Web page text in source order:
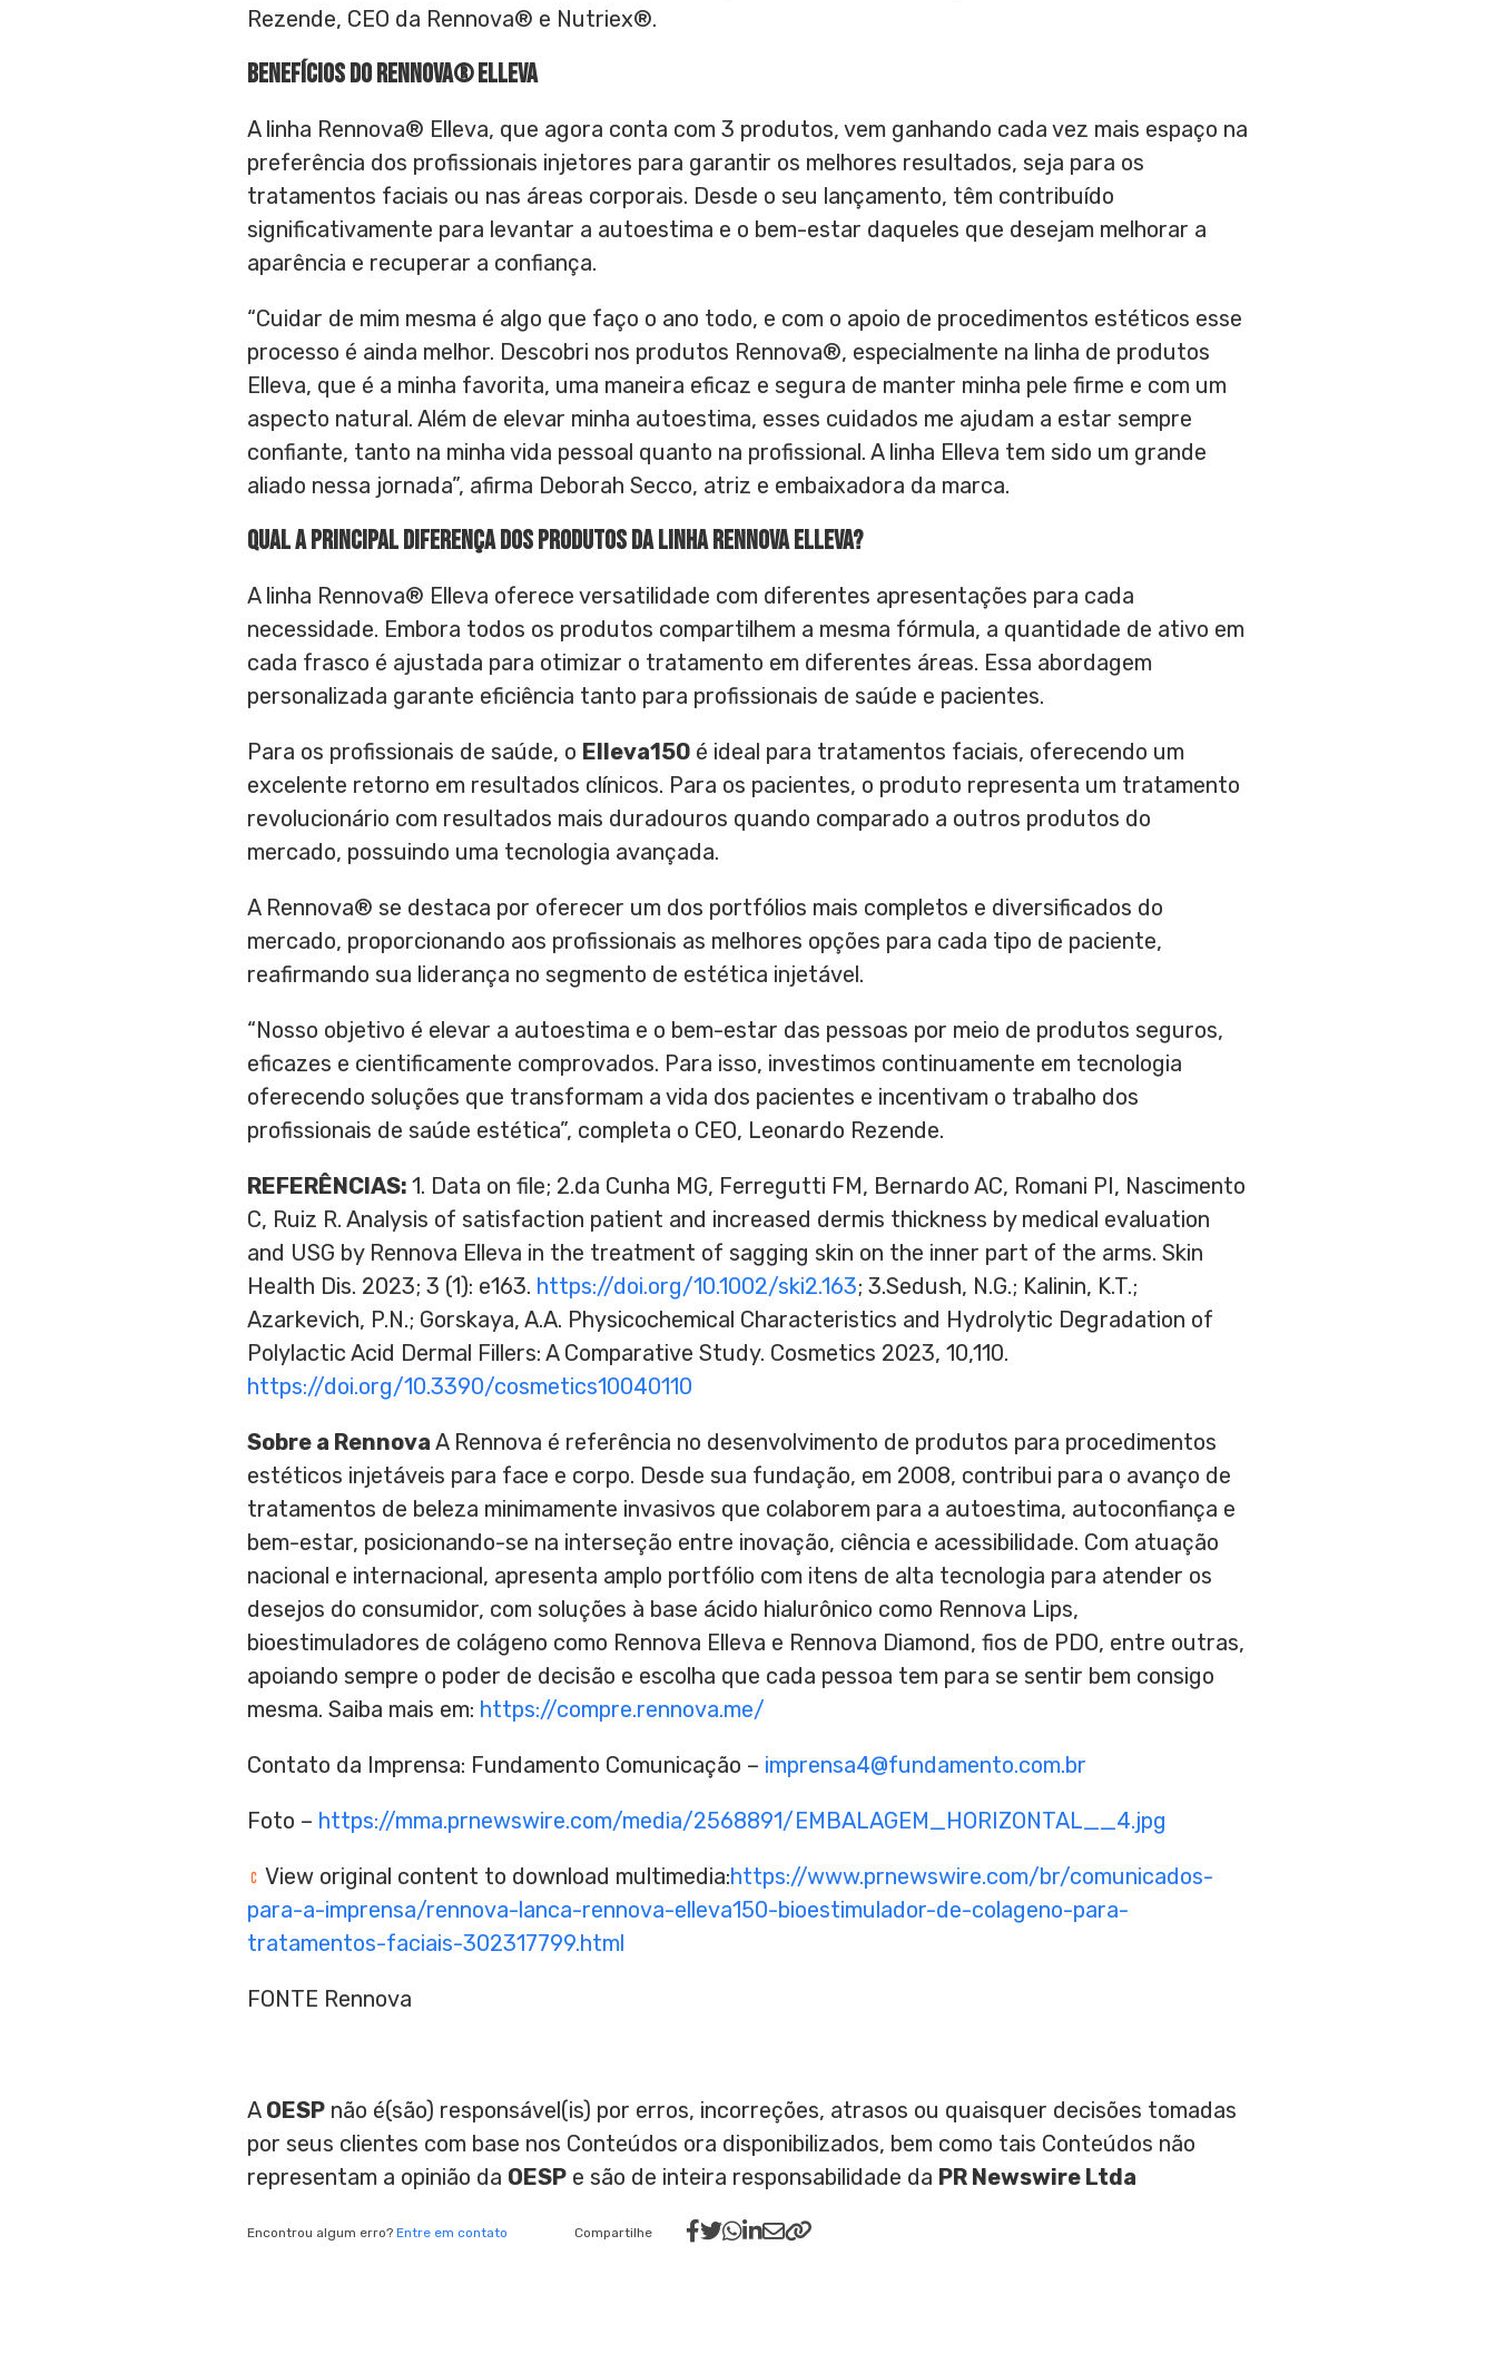
Rezende, CEO da Rennova® e Nutriex®.
Benefícios do Rennova® Elleva
A linha Rennova® Elleva, que agora conta com 3 produtos, vem ganhando cada vez mais espaço na
preferência dos profissionais injetores para garantir os melhores resultados, seja para os
tratamentos faciais ou nas áreas corporais. Desde o seu lançamento, têm contribuído
significativamente para levantar a autoestima e o bem-estar daqueles que desejam melhorar a
aparência e recuperar a confiança.
“Cuidar de mim mesma é algo que faço o ano todo, e com o apoio de procedimentos estéticos esse
processo é ainda melhor. Descobri nos produtos Rennova®, especialmente na linha de produtos
Elleva, que é a minha favorita, uma maneira eficaz e segura de manter minha pele firme e com um
aspecto natural. Além de elevar minha autoestima, esses cuidados me ajudam a estar sempre
confiante, tanto na minha vida pessoal quanto na profissional. A linha Elleva tem sido um grande
aliado nessa jornada”, afirma Deborah Secco, atriz e embaixadora da marca.
Qual a principal diferença dos produtos da linha Rennova Elleva?
A linha Rennova® Elleva oferece versatilidade com diferentes apresentações para cada
necessidade. Embora todos os produtos compartilhem a mesma fórmula, a quantidade de ativo em
cada frasco é ajustada para otimizar o tratamento em diferentes áreas. Essa abordagem
personalizada garante eficiência tanto para profissionais de saúde e pacientes.
Para os profissionais de saúde, o Elleva150 é ideal para tratamentos faciais, oferecendo um
excelente retorno em resultados clínicos. Para os pacientes, o produto representa um tratamento
revolucionário com resultados mais duradouros quando comparado a outros produtos do
mercado, possuindo uma tecnologia avançada.
A Rennova® se destaca por oferecer um dos portfólios mais completos e diversificados do
mercado, proporcionando aos profissionais as melhores opções para cada tipo de paciente,
reafirmando sua liderança no segmento de estética injetável.
“Nosso objetivo é elevar a autoestima e o bem-estar das pessoas por meio de produtos seguros,
eficazes e cientificamente comprovados. Para isso, investimos continuamente em tecnologia
oferecendo soluções que transformam a vida dos pacientes e incentivam o trabalho dos
profissionais de saúde estética”, completa o CEO, Leonardo Rezende.
REFERÊNCIAS: 1. Data on file; 2.da Cunha MG, Ferregutti FM, Bernardo AC, Romani PI, Nascimento
C, Ruiz R. Analysis of satisfaction patient and increased dermis thickness by medical evaluation
and USG by Rennova Elleva in the treatment of sagging skin on the inner part of the arms. Skin
Health Dis. 2023; 3 (1): e163. https://doi.org/10.1002/ski2.163; 3.Sedush, N.G.; Kalinin, K.T.;
Azarkevich, P.N.; Gorskaya, A.A. Physicochemical Characteristics and Hydrolytic Degradation of
Polylactic Acid Dermal Fillers: A Comparative Study. Cosmetics 2023, 10,110.
https://doi.org/10.3390/cosmetics10040110
Sobre a Rennova A Rennova é referência no desenvolvimento de produtos para procedimentos
estéticos injetáveis para face e corpo. Desde sua fundação, em 2008, contribui para o avanço de
tratamentos de beleza minimamente invasivos que colaborem para a autoestima, autoconfiança e
bem-estar, posicionando-se na interseção entre inovação, ciência e acessibilidade. Com atuação
nacional e internacional, apresenta amplo portfólio com itens de alta tecnologia para atender os
desejos do consumidor, com soluções à base ácido hialurônico como Rennova Lips,
bioestimuladores de colágeno como Rennova Elleva e Rennova Diamond, fios de PDO, entre outras,
apoiando sempre o poder de decisão e escolha que cada pessoa tem para se sentir bem consigo
mesma. Saiba mais em: https://compre.rennova.me/
Contato da Imprensa: Fundamento Comunicação – imprensa4@fundamento.com.br
Foto – https://mma.prnewswire.com/media/2568891/EMBALAGEM_HORIZONTAL__4.jpg
View original content to download multimedia:https://www.prnewswire.com/br/comunicados-
para-a-imprensa/rennova-lanca-rennova-elleva150-bioestimulador-de-colageno-para-
tratamentos-faciais-302317799.html
FONTE Rennova
A OESP não é(são) responsável(is) por erros, incorreções, atrasos ou quaisquer decisões tomadas
por seus clientes com base nos Conteúdos ora disponibilizados, bem como tais Conteúdos não
representam a opinião da OESP e são de inteira responsabilidade da PR Newswire Ltda
Encontrou algum erro? Entre em contato Compartilhe